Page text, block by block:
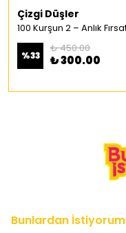
Çizgi Düşler
%33
₺ 450.00
₺ 300.00
Bunlardan İstiyorum